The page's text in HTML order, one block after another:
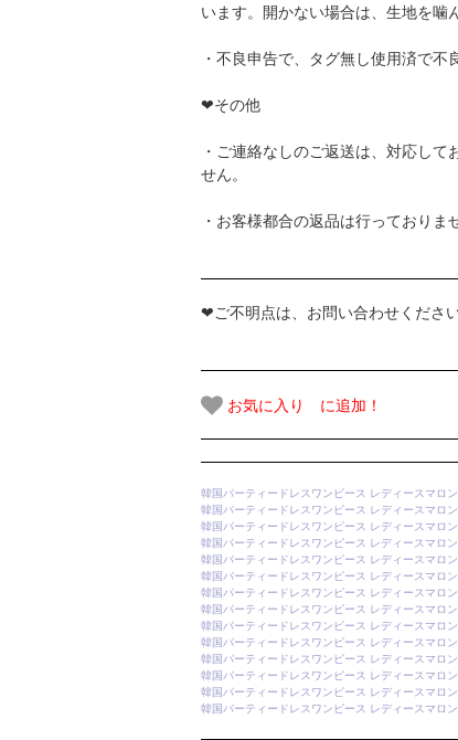
います。開かない場合は、生地を噛
・不良申告で、タグ無し使用済で
❤その他
・ご連絡なしのご返送は、対応し
せん。
・お客様都合の返品は行っておりま
❤ご不明点は、お問い合わせください
お気に入り に追加！
韓国パーティードレスワンピース レディースマロン
韓国パーティードレスワンピース レディースマロン
韓国パーティードレスワンピース レディースマロン
韓国パーティードレスワンピース レディースマロン
韓国パーティードレスワンピース レディースマロン
韓国パーティードレスワンピース レディースマロン
韓国パーティードレスワンピース レディースマロン
韓国パーティードレスワンピース レディースマロン
韓国パーティードレスワンピース レディースマロン
韓国パーティードレスワンピース レディースマロン
韓国パーティードレスワンピース レディースマロン
韓国パーティードレスワンピース レディースマロン
韓国パーティードレスワンピース レディースマロン
韓国パーティードレスワンピース レディースマロン